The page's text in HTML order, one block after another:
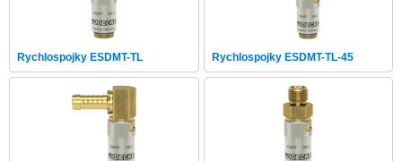
Rychlospojky ESDMT-TL Rychlospojky ESDMT-TL-45